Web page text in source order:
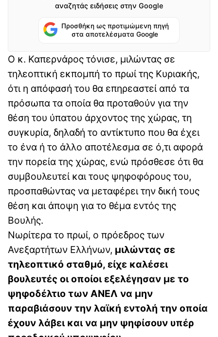
αναζητάς ειδήσεις στην Google
Προσθήκη ως προτιμώμενη πηγή
στα αποτελέσματα Google
Ο κ. Καπερνάρος τόνισε, μιλώντας σε
τηλεοπτική εκπομπή το πρωί της Κυριακής,
ότι η απόφασή του θα επηρεαστεί από τα
πρόσωπα τα οποία θα προταθούν για την
θέση του ύπατου άρχοντος της χώρας, τη
συγκυρία, δηλαδή το αντίκτυπο που θα έχει
το ένα ή το άλλο αποτέλεσμα σε ό,τι αφορά
την πορεία της χώρας, ενώ πρόσθεσε ότι θα
συμβουλευτεί και τους ψηφοφόρους του,
προσπαθώντας να μεταφέρει την δική τους
θέση και άποψη για το θέμα εντός της
Βουλής.
Νωρίτερα το πρωί, ο πρόεδρος των
Ανεξαρτήτων Ελλήνων, μιλώντας σε
τηλεοπτικό σταθμό, είχε καλέσει
βουλευτές οι οποίοι εξελέγησαν με το
ψηφοδέλτιο των ΑΝΕΛ να μην
παραβιάσουν την λαϊκή εντολή την οποία
έχουν λάβει και να μην ψηφίσουν υπέρ